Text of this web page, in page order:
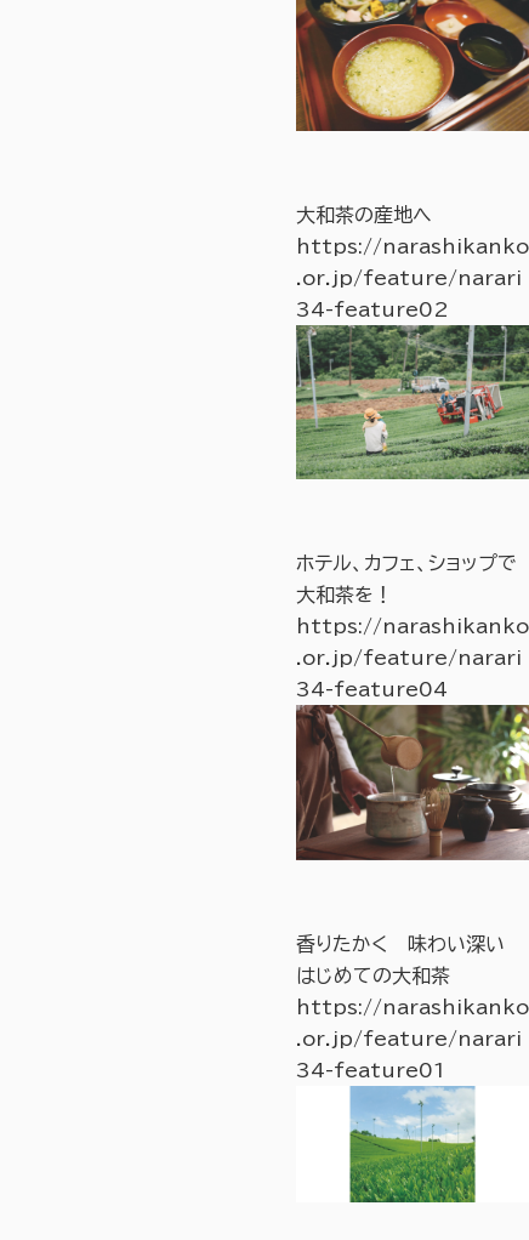
大和茶の産地へ
https://narashikanko
.or.jp/feature/narari
34-feature02
ホテル、カフェ、ショップで
大和茶を！
https://narashikanko
.or.jp/feature/narari
34-feature04
香りたかく 味わい深い
はじめての大和茶
https://narashikanko
.or.jp/feature/narari
34-feature01